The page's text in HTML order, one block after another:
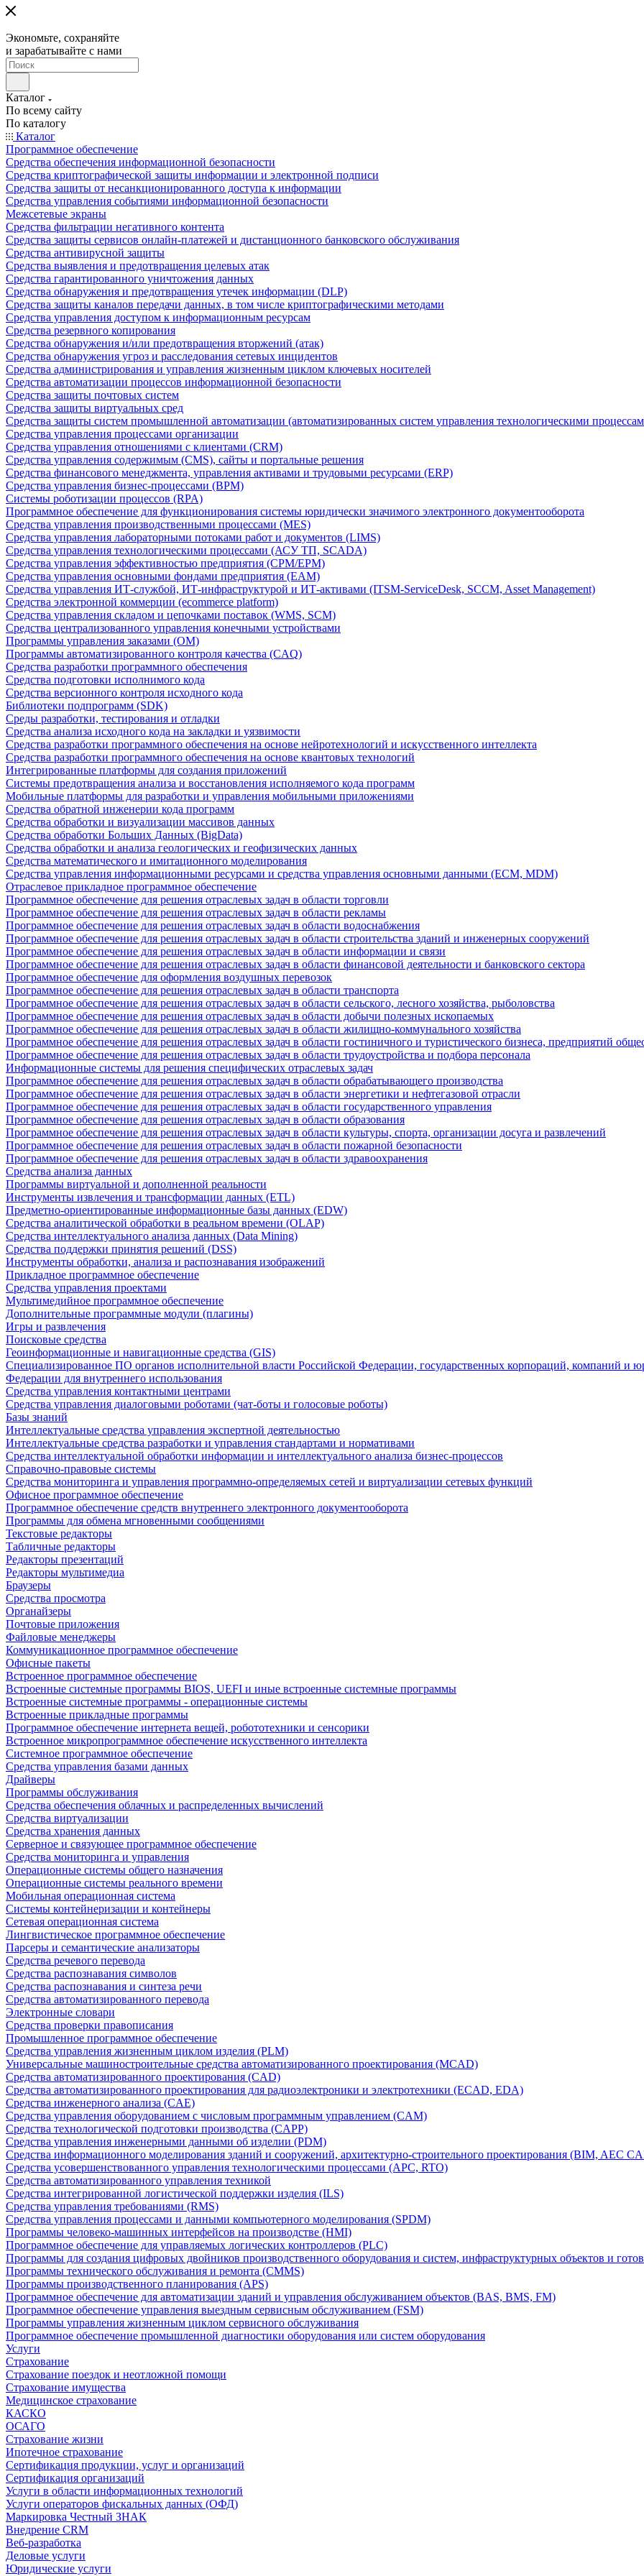
Экономьте, сохраняйте
и зарабатывайте с нами
Каталог
По всему сайту
По каталогу
Каталог
Программное обеспечение
Средства обеспечения информационной безопасности
Средства криптографической защиты информации и электронной подписи
Средства защиты от несанкционированного доступа к информации
Средства управления событиями информационной безопасности
Межсетевые экраны
Средства фильтрации негативного контента
Средства защиты сервисов онлайн-платежей и дистанционного банковского обслуживания
Средства антивирусной защиты
Средства выявления и предотвращения целевых атак
Средства гарантированного уничтожения данных
Средства обнаружения и предотвращения утечек информации (DLP)
Средства защиты каналов передачи данных, в том числе криптографическими методами
Средства управления доступом к информационным ресурсам
Средства резервного копирования
Средства обнаружения и/или предотвращения вторжений (атак)
Средства обнаружения угроз и расследования сетевых инцидентов
Средства администрирования и управления жизненным циклом ключевых носителей
Средства автоматизации процессов информационной безопасности
Средства защиты почтовых систем
Средства защиты виртуальных сред
Средства защиты систем промышленной автоматизации (автоматизированных систем управления технологическими
Средства управления процессами организации
Средства управления отношениями с клиентами (CRM)
Средства управления содержимым (CMS), сайты и портальные решения
Средства финансового менеджмента, управления активами и трудовыми ресурсами (ERP)
Средства управления бизнес-процессами (BPM)
Системы роботизации процессов (RPA)
Программное обеспечение для функционирования системы юридически значимого электронного документооборота
Средства управления производственными процессами (MES)
Средства управления лабораторными потоками работ и документов (LIMS)
Средства управления технологическими процессами (АСУ ТП, SCADA)
Средства управления эффективностью предприятия (CPM/EPM)
Средства управления основными фондами предприятия (EAM)
Средства управления ИТ-службой, ИТ-инфраструктурой и ИТ-активами (ITSM-ServiceDesk, SCCM, Asset Management)
Средства электронной коммерции (ecommerce platform)
Средства управления складом и цепочками поставок (WMS, SCM)
Средства централизованного управления конечными устройствами
Программы управления заказами (OM)
Программы автоматизированного контроля качества (CAQ)
Средства разработки программного обеспечения
Средства подготовки исполнимого кода
Средства версионного контроля исходного кода
Библиотеки подпрограмм (SDK)
Среды разработки, тестирования и отладки
Средства анализа исходного кода на закладки и уязвимости
Средства разработки программного обеспечения на основе нейротехнологий и искусственного интеллекта
Средства разработки программного обеспечения на основе квантовых технологий
Интегрированные платформы для создания приложений
Системы предотвращения анализа и восстановления исполняемого кода программ
Мобильные платформы для разработки и управления мобильными приложениями
Средства обратной инженерии кода программ
Средства обработки и визуализации массивов данных
Средства обработки Больших Данных (BigData)
Средства обработки и анализа геологических и геофизических данных
Средства математического и имитационного моделирования
Средства управления информационными ресурсами и средства управления основными данными (ECM, MDM)
Отраслевое прикладное программное обеспечение
Программное обеспечение для решения отраслевых задач в области торговли
Программное обеспечение для решения отраслевых задач в области рекламы
Программное обеспечение для решения отраслевых задач в области водоснабжения
Программное обеспечение для решения отраслевых задач в области строительства зданий и инженерных сооружений
Программное обеспечение для решения отраслевых задач в области информации и связи
Программное обеспечение для решения отраслевых задач в области финансовой деятельности и банковского сектора
Программное обеспечение для оформления воздушных перевозок
Программное обеспечение для решения отраслевых задач в области транспорта
Программное обеспечение для решения отраслевых задач в области сельского, лесного хозяйства, рыболовства
Программное обеспечение для решения отраслевых задач в области добычи полезных ископаемых
Программное обеспечение для решения отраслевых задач в области жилищно-коммунального хозяйства
Программное обеспечение для решения отраслевых задач в области гостиничного и туристического бизнеса, предприятий
Программное обеспечение для решения отраслевых задач в области трудоустройства и подбора персонала
Информационные системы для решения специфических отраслевых задач
Программное обеспечение для решения отраслевых задач в области обрабатывающего производства
Программное обеспечение для решения отраслевых задач в области энергетики и нефтегазовой отрасли
Программное обеспечение для решения отраслевых задач в области государственного управления
Программное обеспечение для решения отраслевых задач в области образования
Программное обеспечение для решения отраслевых задач в области культуры, спорта, организации досуга и развлечений
Программное обеспечение для решения отраслевых задач в области пожарной безопасности
Программное обеспечение для решения отраслевых задач в области здравоохранения
Средства анализа данных
Программы виртуальной и дополненной реальности
Инструменты извлечения и трансформации данных (ETL)
Предметно-ориентированные информационные базы данных (EDW)
Средства аналитической обработки в реальном времени (OLAP)
Средства интеллектуального анализа данных (Data Mining)
Средства поддержки принятия решений (DSS)
Инструменты обработки, анализа и распознавания изображений
Прикладное программное обеспечение
Средства управления проектами
Мультимедийное программное обеспечение
Дополнительные программные модули (плагины)
Игры и развлечения
Поисковые средства
Геоинформационные и навигационные средства (GIS)
Специализированное ПО органов исполнительной власти Российской Федерации, государственных корпораций, компаний и
Федерации для внутреннего использования
Средства управления контактными центрами
Средства управления диалоговыми роботами (чат-боты и голосовые роботы)
Базы знаний
Интеллектуальные средства управления экспертной деятельностью
Интеллектуальные средства разработки и управления стандартами и нормативами
Средства интеллектуальной обработки информации и интеллектуального анализа бизнес-процессов
Справочно-правовые системы
Средства мониторинга и управления программно-определяемых сетей и виртуализации сетевых функций
Офисное программное обеспечение
Программное обеспечение средств внутреннего электронного документооборота
Программы для обмена мгновенными сообщениями
Текстовые редакторы
Табличные редакторы
Редакторы презентаций
Редакторы мультимедиа
Браузеры
Средства просмотра
Органайзеры
Почтовые приложения
Файловые менеджеры
Коммуникационное программное обеспечение
Офисные пакеты
Встроенное программное обеспечение
Встроенные системные программы BIOS, UEFI и иные встроенные системные программы
Встроенные системные программы - операционные системы
Встроенные прикладные программы
Программное обеспечение интернета вещей, робототехники и сенсорики
Встроенное микропрограммное обеспечение искусственного интеллекта
Системное программное обеспечение
Средства управления базами данных
Драйверы
Программы обслуживания
Средства обеспечения облачных и распределенных вычислений
Средства виртуализации
Средства хранения данных
Серверное и связующее программное обеспечение
Средства мониторинга и управления
Операционные системы общего назначения
Операционные системы реального времени
Мобильная операционная система
Системы контейнеризации и контейнеры
Сетевая операционная система
Лингвистическое программное обеспечение
Парсеры и семантические анализаторы
Средства речевого перевода
Средства распознавания символов
Средства распознавания и синтеза речи
Средства автоматизированного перевода
Электронные словари
Средства проверки правописания
Промышленное программное обеспечение
Средства управления жизненным циклом изделия (PLM)
Универсальные машиностроительные средства автоматизированного проектирования (MCAD)
Средства автоматизированного проектирования (CAD)
Средства автоматизированного проектирования для радиоэлектроники и электротехники (ECAD, EDA)
Средства инженерного анализа (CAE)
Средства управления оборудованием с числовым программным управлением (CAM)
Средства технологической подготовки производства (CAPP)
Средства управления инженерными данными об изделии (PDM)
Средства информационного моделирования зданий и сооружений, архитектурно-строительного проектирования (BIM, AEC
Средства усовершенствованного управления технологическими процессами (APC, RTO)
Средства автоматизированного управления техникой
Средства интегрированной логистической поддержки изделия (ILS)
Средства управления требованиями (RMS)
Средства управления процессами и данными компьютерного моделирования (SPDM)
Программы человеко-машинных интерфейсов на производстве (HMI)
Программное обеспечение для управляемых логических контроллеров (PLC)
Программы для создания цифровых двойников производственного оборудования и систем, инфраструктурных объектов и
Программы технического обслуживания и ремонта (CMMS)
Программы производственного планирования (APS)
Программное обеспечение для автоматизации зданий и управления обслуживанием объектов (BAS, BMS, FM)
Программное обеспечение управления выездным сервисным обслуживанием (FSM)
Программы управления жизненным циклом сервисного обслуживания
Программное обеспечение промышленной диагностики оборудования или систем оборудования
Услуги
Страхование
Страхование поездок и неотложной помощи
Страхование имущества
Медицинское страхование
КАСКО
ОСАГО
Страхование жизни
Ипотечное страхование
Сертификация продукции, услуг и организаций
Сертификация организаций
Услуги в области информационных технологий
Услуги операторов фискальных данных (ОФД)
Маркировка Честный ЗНАК
Внедрение CRM
Веб-разработка
Деловые услуги
Юридические услуги